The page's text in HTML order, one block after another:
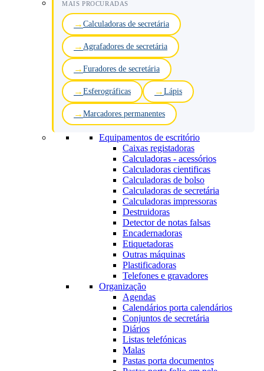
MAIS PROCURADAS
Calculadoras de secretária
Agrafadores de secretária
Furadores de secretária
Esferográficas Lápis
Marcadores permanentes
Equipamentos de escritório
Caixas registadoras
Calculadoras - acessórios
Calculadoras cientificas
Calculadoras de bolso
Calculadoras de secretária
Calculadoras impressoras
Destruidoras
Detector de notas falsas
Encadernadoras
Etiquetadoras
Outras máquinas
Plastificadoras
Telefones e gravadores
Organização
Agendas
Calendários porta calendários
Conjuntos de secretária
Diários
Listas telefónicas
Malas
Pastas porta documentos